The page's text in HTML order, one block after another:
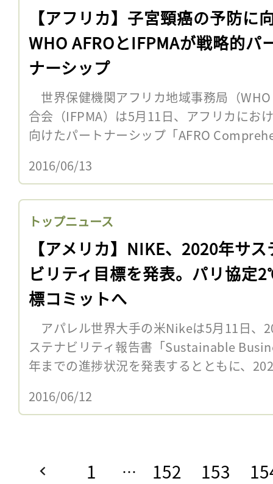
【アフリカ】子宮頸癌の予防に
WHO AFROとIFPMAが戦略的パ
ナーシップ
世界保健機関アフリカ地域事務局（
合会（IFPMA）は5月11日、アフリカにお
向けたパートナーシップ「AFRO
2016/06/13
トップニュース
【アメリカ】NIKE、2020年サス
ビリティ目標を発表。パリ協定
標コミットへ
アパレル世界大手の米Nikeは5月11日、
ステナビリティ報告書「Sustainable
年までの進捗状況を発表するとともに、
2016/06/12
1 … 152 153